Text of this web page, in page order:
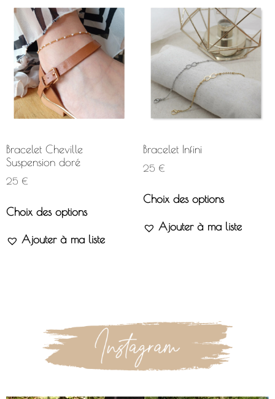
Bracelet Cheville
Suspension doré
25 €
Choix des options
Ajouter à ma liste
Bracelet Infini
25 €
Choix des options
Ajouter à ma liste